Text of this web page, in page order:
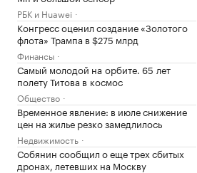
РБК и Huawei
Конгресс оценил создание «Золотого
флота» Трампа в $275 млрд
Финансы
Самый молодой на орбите. 65 лет
полету Титова в космос
Общество
Временное явление: в июле снижение
цен на жилье резко замедлилось
Недвижимость
Собянин сообщил о еще трех сбитых
дронах, летевших на Москву